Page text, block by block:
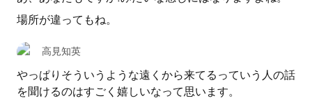
場所が違ってもね。
高見知英
やっぱりそういうような遠くから来てるっていう人の話
を聞けるのはすごく嬉しいなって思います。